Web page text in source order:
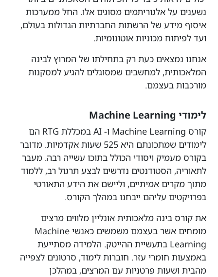
נשענים על אלגוריתמים מסוגים אלו. החל ממערכות
איסוף מידע של הרשתות החברתיות הגדולות בעולם,
ועד לפיתוח מכוניות אוטונומיות.
אנחנו נמצאים כעת רק בתחילתו של המרוץ לבינה
המלאכותית, למחשבים שמסוגלים להגיע למסקנות
מורכבות בעצמם.
לימודי Machine Learning
קורס Machine Learning ו- AI במכללת RTG הם
לימודים שמתכונתם היא 525 שעות אקדמיות. מדובר
בקורס מעמיק ויסודי הכולל בתוכו עשייה רבה. מעבר
לתאוריה, הסטודנטים נדרשים לבצע תרגול רב, ללמוד
מתוך מקרים אמיתיים, וליישם את הידע התאורטי
בפרויקטים עליהם ייבחנו במהלך הקורס.
את קורס בינה מלאכותית אונליין מלווים מרצים
מומחים אשר בעצמם משמשים כאנשי Machine
Learning בתעשיית ההייטק. הלמידה מסתייעת
באמצעות חומרי עזר. חוברות לימוד, סרטונים לצפייה
מהבית ושעות פרטניות עם המרצים, במהלכן